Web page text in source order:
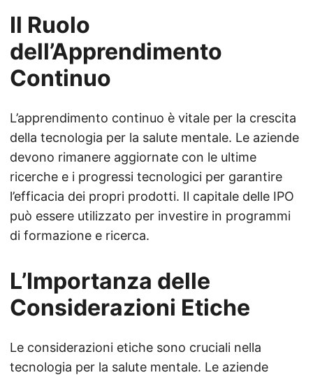
Il Ruolo
dell’Apprendimento
Continuo
L’apprendimento continuo è vitale per la crescita
della tecnologia per la salute mentale. Le aziende
devono rimanere aggiornate con le ultime
ricerche e i progressi tecnologici per garantire
l’efficacia dei propri prodotti. Il capitale delle IPO
può essere utilizzato per investire in programmi
di formazione e ricerca.
L’Importanza delle
Considerazioni Etiche
Le considerazioni etiche sono cruciali nella
tecnologia per la salute mentale. Le aziende